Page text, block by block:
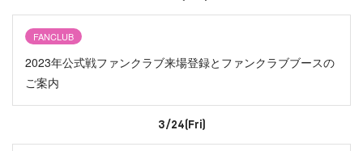
FANCLUB
2023年公式戦ファンクラブ来場登録とファンクラブブースの
ご案内
3/24(Fri)